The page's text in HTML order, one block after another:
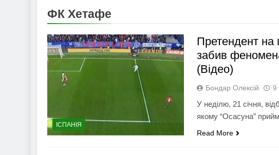
ФК Хетафе
ІСПАНІЯ
Претендент на
забив
(Відео)
Бондар Олексій 9
У неділю, 21 січня,
якому “Осасуна”
Read More